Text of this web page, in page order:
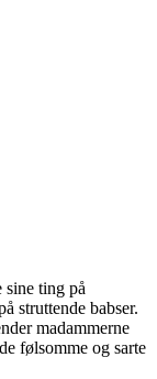
sine ting på
struttende babser.
madammerne
følsomme og sarte